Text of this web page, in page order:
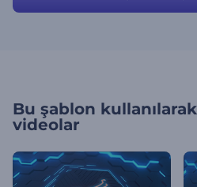
Bu şablon
videolar